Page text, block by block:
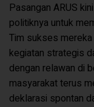
Pasangan ARUS
politiknya untuk
Tim sukses
kegiatan strategis
dengan relawan di
masyarakat terus
deklarasi spontan